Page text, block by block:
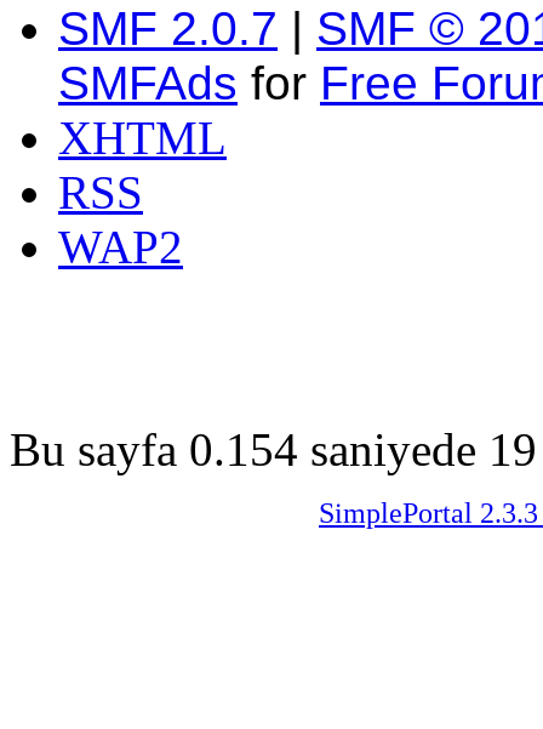
SMF 2.0.7 | SMF ©
SMFAds for Free
XHTML
RSS
WAP2
Bu sayfa 0.154 saniyede
SimplePortal